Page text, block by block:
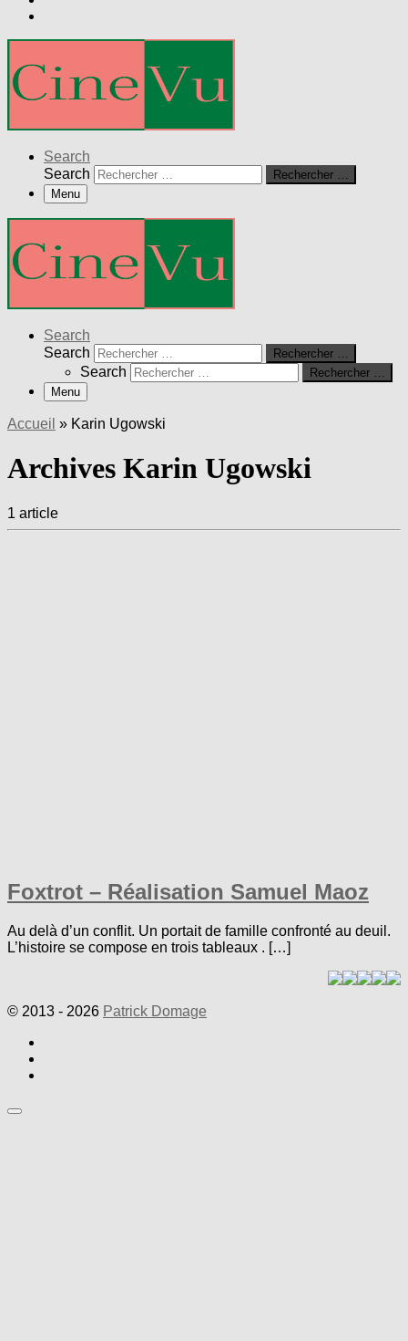
Search
Search
Rechercher …
Menu
Search
Search
Rechercher …
Search
Rechercher …
Menu
Accueil » Karin Ugowski
Archives Karin Ugowski
1 article
Foxtrot – Réalisation Samuel Maoz
Au delà d’un conflit. Un portait de famille confronté au deuil.
L’histoire se compose en trois tableaux . […]
© 2013 - 2026 Patrick Domage